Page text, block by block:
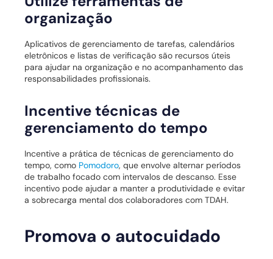
organização
Aplicativos de gerenciamento de tarefas, calendários
eletrônicos e listas de verificação são recursos úteis
para ajudar na organização e no acompanhamento das
responsabilidades profissionais.
Incentive técnicas de
gerenciamento do tempo
Incentive a prática de técnicas de gerenciamento do
tempo, como Pomodoro, que envolve alternar períodos
de trabalho focado com intervalos de descanso. Esse
incentivo pode ajudar a manter a produtividade e evitar
a sobrecarga mental dos colaboradores com TDAH.
Promova o autocuidado